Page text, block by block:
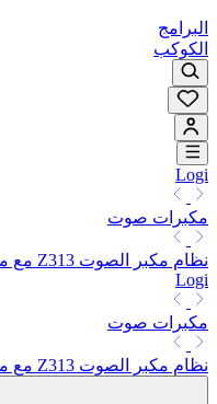
البرامج
الكوكب
Logi
مكبرات صوت
نظام مكبر الصوت Z313 مع مضخم صوت
Logi
مكبرات صوت
نظام مكبر الصوت Z313 مع مضخم صوت